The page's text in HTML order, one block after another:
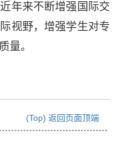
年来不断增强国际交
视野，增强学生对专
量。
(Top) 返回页面顶端